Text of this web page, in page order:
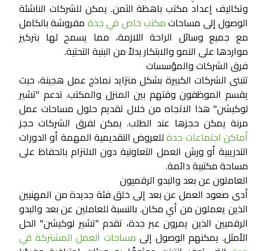
وتكاليف إعداد مكتب باهظة الثمن. يمكن للشركات الناشئة
الوصول إلى مساحاتمكتب خاص في جدة مفروشة بالكامل
مع جميع وسائل الراحة اللازمة، مما يسمح لها بتركيز
مواردها على النمو والابتكار بدلاً من البنية التحتية.
فرق الشركات والمؤسسات
تتبنى الشركات الكبيرة بشكل متزايد نماذج عمل هجينة، حيث
يقسم الموظفون وقتهم بين المنزل والمكتب. تدعم "تشير
لوكيشن" هذا الاتجاه من خلال تقديم حلول مساحات عمل
مرنة يمكن حجزها عند الطلب. يمكن لفرق الشركات حجز
أماكن اجتماعات جدةللعروض التقديمية المهمة أو الدورات
التدريبية أو ورش العمل التعاونية دون الالتزام بالحفاظ على
مساحة مكتبية دائمة.
العاملون عن بعد والبدو الرقميون
أدى صعود العمل عن بعد إلى خلق فئة جديدة من المهنيين
الذين يعملون من أي مكان. بالنسبة للعاملين عن بعد والبدو
الرقميين الذين يمرون عبر جدة، تقدم "تشير لوكيشن" الحل
الأمثل. يمكنهم الوصول إلى مساحات العمل المشتركة في